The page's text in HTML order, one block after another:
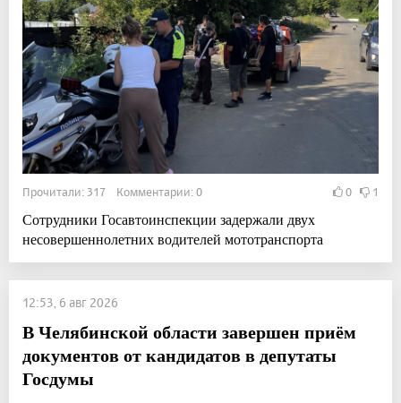
Прочитали: 317 Комментарии: 0 0 1
Сотрудники Госавтоинспекции задержали двух
несовершеннолетних водителей мототранспорта
12:53, 6 авг 2026
В Челябинской области завершен приём
документов от кандидатов в депутаты
Госдумы